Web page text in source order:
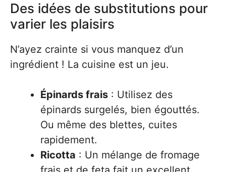
Des idées de substitutions pour
varier les plaisirs
N’ayez crainte si vous manquez d’un
ingrédient ! La cuisine est un jeu.
Épinards frais : Utilisez des
épinards surgelés, bien égouttés.
Ou même des blettes, cuites
rapidement.
Ricotta : Un mélange de fromage